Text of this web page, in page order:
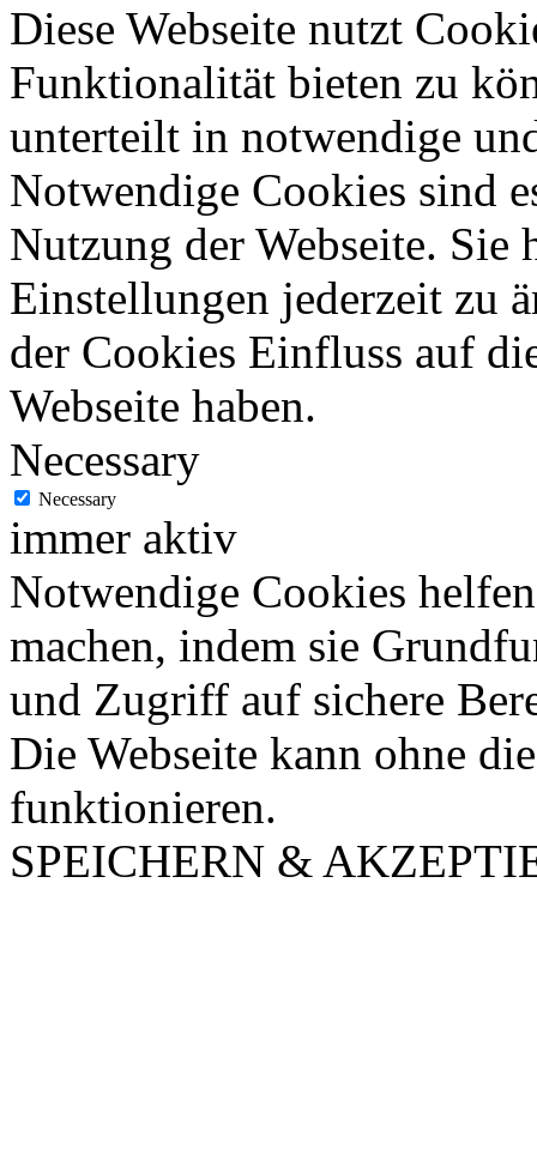
Diese Webseite nutzt
Funktionalität bieten zu
unterteilt in notwendige
Notwendige Cookies sind
Nutzung der Webseite.
Einstellungen jederzeit zu
der Cookies Einfluss auf
Webseite haben.
Necessary
Necessary
immer aktiv
Notwendige Cookies
machen, indem sie
und Zugriff auf sichere
Die Webseite kann ohne
funktionieren.
SPEICHERN &